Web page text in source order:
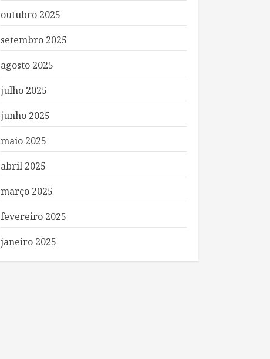
outubro 2025
setembro 2025
agosto 2025
julho 2025
junho 2025
maio 2025
abril 2025
março 2025
fevereiro 2025
janeiro 2025